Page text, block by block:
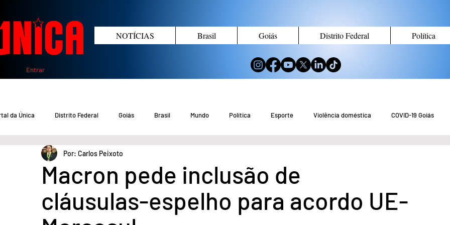
Entrar
NOTÍCIAS Brasil Goiás Distrito Federal Política
da Única Distrito Federal Goiás Brasil Mundo Política Esporte Violência doméstica COVID-19 Goiás
COVID-19 DF COVID-19 Brasil
Crime em Goiás Crimes no DF Economia Curiosidades
Macron pede inclusão de
cláusulas-espelho para acordo UE-
Por: Carlos Peixoto